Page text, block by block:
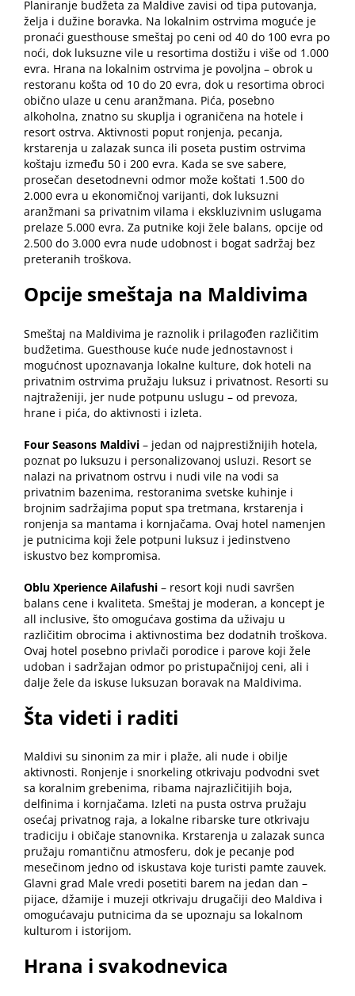
Planiranje budžeta za Maldive zavisi od tipa putovanja,
želja i dužine boravka. Na lokalnim ostrvima moguće je
pronaći guesthouse smeštaj po ceni od 40 do 100 evra po
noći, dok luksuzne vile u resortima dostižu i više od 1.000
evra. Hrana na lokalnim ostrvima je povoljna – obrok u
restoranu košta od 10 do 20 evra, dok u resortima obroci
obično ulaze u cenu aranžmana. Pića, posebno
alkoholna, znatno su skuplja i ograničena na hotele i
resort ostrva. Aktivnosti poput ronjenja, pecanja,
krstarenja u zalazak sunca ili poseta pustim ostrvima
koštaju između 50 i 200 evra. Kada se sve sabere,
prosečan desetodnevni odmor može koštati 1.500 do
2.000 evra u ekonomičnoj varijanti, dok luksuzni
aranžmani sa privatnim vilama i ekskluzivnim uslugama
prelaze 5.000 evra. Za putnike koji žele balans, opcije od
2.500 do 3.000 evra nude udobnost i bogat sadržaj bez
preteranih troškova.
Opcije smeštaja na Maldivima
Smeštaj na Maldivima je raznolik i prilagođen različitim
budžetima. Guesthouse kuće nude jednostavnost i
mogućnost upoznavanja lokalne kulture, dok hoteli na
privatnim ostrvima pružaju luksuz i privatnost. Resorti su
najtraženiji, jer nude potpunu uslugu – od prevoza,
hrane i pića, do aktivnosti i izleta.
Four Seasons Maldivi – jedan od najprestižnijih hotela,
poznat po luksuzu i personalizovanoj usluzi. Resort se
nalazi na privatnom ostrvu i nudi vile na vodi sa
privatnim bazenima, restoranima svetske kuhinje i
brojnim sadržajima poput spa tretmana, krstarenja i
ronjenja sa mantama i kornjačama. Ovaj hotel namenjen
je putnicima koji žele potpuni luksuz i jedinstveno
iskustvo bez kompromisa.
Oblu Xperience Ailafushi – resort koji nudi savršen
balans cene i kvaliteta. Smeštaj je moderan, a koncept je
all inclusive, što omogućava gostima da uživaju u
različitim obrocima i aktivnostima bez dodatnih troškova.
Ovaj hotel posebno privlači porodice i parove koji žele
udoban i sadržajan odmor po pristupačnijoj ceni, ali i
dalje žele da iskuse luksuzan boravak na Maldivima.
Šta videti i raditi
Maldivi su sinonim za mir i plaže, ali nude i obilje
aktivnosti. Ronjenje i snorkeling otkrivaju podvodni svet
sa koralnim grebenima, ribama najrazličitijih boja,
delfinima i kornjačama. Izleti na pusta ostrva pružaju
osećaj privatnog raja, a lokalne ribarske ture otkrivaju
tradiciju i običaje stanovnika. Krstarenja u zalazak sunca
pružaju romantičnu atmosferu, dok je pecanje pod
mesečinom jedno od iskustava koje turisti pamte zauvek.
Glavni grad Male vredi posetiti barem na jedan dan –
pijace, džamije i muzeji otkrivaju drugačiji deo Maldiva i
omogućavaju putnicima da se upoznaju sa lokalnom
kulturom i istorijom.
Hrana i svakodnevica